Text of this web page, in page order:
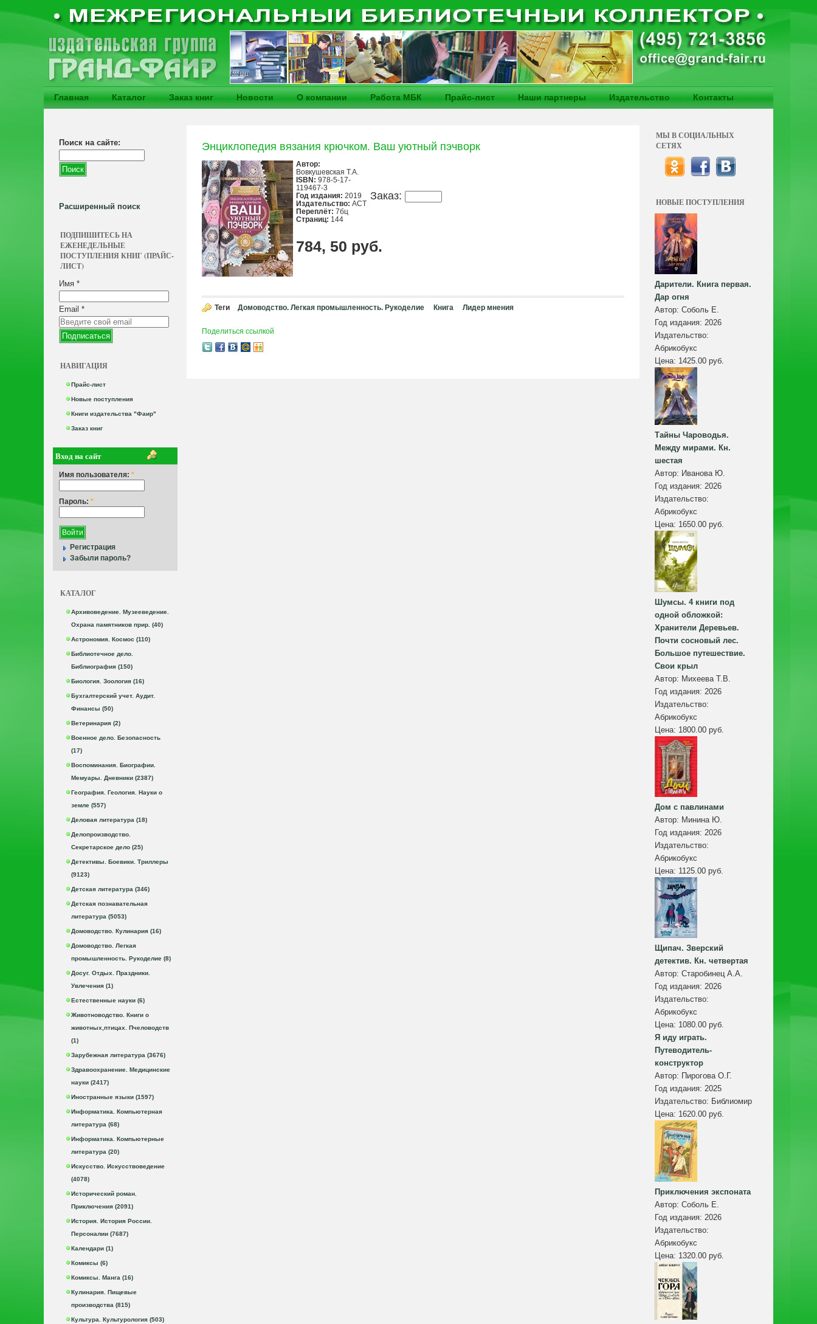
Главная Каталог Заказ книг Новости О компании Работа МБК Прайс-лист Наши партнеры Издательство Контакты
Поиск на сайте:
Расширенный поиск
ПОДПИШИТЕСЬ НА
ЕЖЕНЕДЕЛЬНЫЕ
ПОСТУПЛЕНИЯ КНИГ (ПРАЙС-
ЛИСТ)
Имя *
Email *
НАВИГАЦИЯ
Прайс-лист
Новые поступления
Книги издательства "Фаир"
Заказ книг
Вход на сайт
Имя пользователя: *
Пароль: *
Регистрация
Забыли пароль?
КАТАЛОГ
Архивоведение. Музееведение.
Охрана памятников прир. (40)
Астрономия. Космос (110)
Библиотечное дело.
Библиография (150)
Биология. Зоология (16)
Бухгалтерский учет. Аудит.
Финансы (50)
Ветеринария (2)
Военное дело. Безопасность
(17)
Воспоминания. Биографии.
Мемуары. Дневники (2387)
География. Геология. Науки о
земле (557)
Деловая литература (18)
Делопроизводство.
Секретарское дело (25)
Детективы. Боевики. Триллеры
(9123)
Детская литература (346)
Детская познавательная
литература (5053)
Домоводство. Кулинария (16)
Домоводство. Легкая
промышленность. Рукоделие (8)
Досуг. Отдых. Праздники.
Увлечения (1)
Естественные науки (6)
Животноводство. Книги о
животных,птицах. Пчеловодств
(1)
Зарубежная литература (3676)
Здравоохранение. Медицинские
науки (2417)
Иностранные языки (1597)
Информатика. Компьютерная
литература (68)
Информатика. Компьютерные
литература (20)
Искусство. Искусствоведение
(4078)
Исторический роман.
Приключения (2091)
История. История России.
Персоналии (7687)
Календари (1)
Комиксы (6)
Комиксы. Манга (16)
Кулинария. Пищевые
производства (815)
Культура. Культурология (503)
Энциклопедия вязания крючком. Ваш уютный пэчворк
Заказ:
Автор:
Вовкушевская Т.А.
ISBN: 978-5-17-
119467-3
Год издания: 2019
Издательство: АСТ
Переплёт: 7бц
Страниц: 144
784, 50 руб.
Теги Домоводство. Легкая промышленность. Рукоделие Книга Лидер мнения
Поделиться ссылкой
МЫ В СОЦИАЛЬНЫХ
СЕТЯХ
НОВЫЕ ПОСТУПЛЕНИЯ
Дарители. Книга первая.
Дар огня
Автор: Соболь Е.
Год издания: 2026
Издательство:
Абрикобукс
Цена: 1425.00 руб.
Тайны Чароводья.
Между мирами. Кн.
шестая
Автор: Иванова Ю.
Год издания: 2026
Издательство:
Абрикобукс
Цена: 1650.00 руб.
Шумсы. 4 книги под
одной обложкой:
Хранители Деревьев.
Почти сосновый лес.
Большое путешествие.
Свои крыл
Автор: Михеева Т.В.
Год издания: 2026
Издательство:
Абрикобукс
Цена: 1800.00 руб.
Дом с павлинами
Автор: Минина Ю.
Год издания: 2026
Издательство:
Абрикобукс
Цена: 1125.00 руб.
Щипач. Зверский
детектив. Кн. четвертая
Автор: Старобинец А.А.
Год издания: 2026
Издательство:
Абрикобукс
Цена: 1080.00 руб.
Я иду играть.
Путеводитель-
конструктор
Автор: Пирогова О.Г.
Год издания: 2025
Издательство: Библиомир
Цена: 1620.00 руб.
Приключения экспоната
Автор: Соболь Е.
Год издания: 2026
Издательство:
Абрикобукс
Цена: 1320.00 руб.